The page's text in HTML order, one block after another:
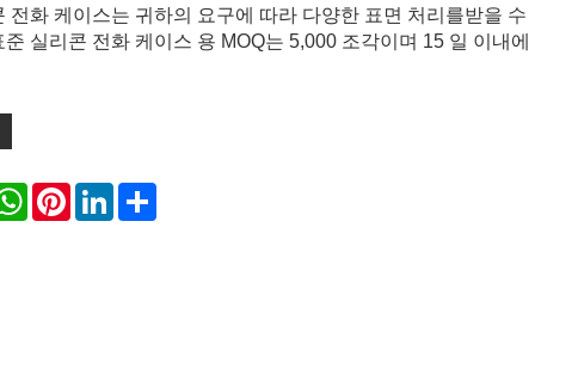
전화 케이스는 귀하의 요구에 따라 다양한 표면 처리를받을 수
준 실리콘 전화 케이스 용 MOQ는 5,000 조각이며 15 일 이내에
WhatsAppPinterestLinkedIn